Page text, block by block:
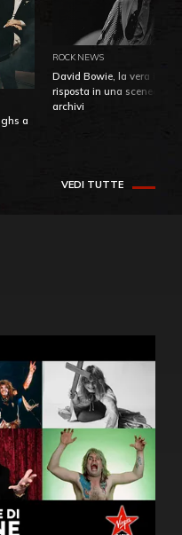
a
ROCK NEWS
David Bowie, la vera
risposta in una
archivi
VEDI TUTTE